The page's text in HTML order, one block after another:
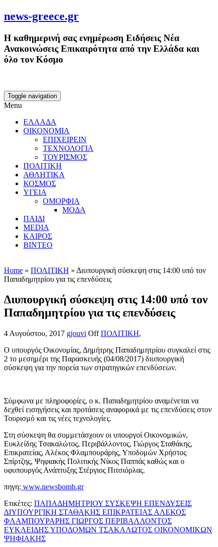
news-greece.gr
Η καθημερινή σας ενημέρωση Ειδήσεις Νέα
Ανακοινώσεις Επικαιρότητα από την Ελλάδα και
όλο τον Κόσμο
Toggle navigation
Menu
ΕΛΛΑΔΑ
ΟΙΚΟΝΟΜΙΑ
ΕΠΙΧΕΙΡΕΙΝ
ΤΕΧΝΟΛΟΓΙΑ
ΤΟΥΡΙΣΜΟΣ
ΠΟΛΙΤΙΚΗ
ΑΘΛΗΤΙΚΑ
ΚΟΣΜΟΣ
ΥΓΕΙΑ
ΟΜΟΡΦΙΑ
ΜΟΔΑ
ΠΑΙΔΙ
MEDIA
ΚΑΙΡΟΣ
ΒΙΝΤΕΟ
Home » ΠΟΛΙΤΙΚΗ » Διυπουργική σύσκεψη στις 14:00 υπό τον
Παπαδημητρίου για τις επενδύσεις
Διυπουργική σύσκεψη στις 14:00 υπό τον
Παπαδημητρίου για τις επενδύσεις
4 Αυγούστου, 2017 gjouvi Off ΠΟΛΙΤΙΚΗ,
Ο υπουργός Οικονομίας, Δημήτρης Παπαδημητρίου συγκαλεί στις
2 το μεσημέρι της Παρασκευής (04/08/2017) διυπουργική
σύσκεψη για την πορεία των στρατηγικών επενδύσεων.
Σύμφωνα με πληροφορίες, ο κ. Παπαδημητρίου αναμένεται να
δεχθεί εισηγήσεις και προτάσεις αναφορικά με τις επενδύσεις στον
Τουρισμό και τις νέες τεχνολογίες.
Στη σύσκεψη θα συμμετάσχουν οι υπουργοί Οικονομικών,
Ευκλείδης Τσακαλώτος, Περιβάλλοντος, Γιώργος Σταθάκης,
Επικρατείας, Αλέκος Φλαμπουράρης, Υποδομών Χρήστος
Σπίρτζης, Ψηφιακής Πολιτικής Νίκος Παππάς καθώς και ο
υφυπουργός Ανάπτυξης Στέργιος Πιτσιόρλας.
πηγη: www.newsbomb.gr
Ετικέτες: ΠΑΠΑΔΗΜΗΤΡΙΟΥ ΣΥΣΚΕΨΗ ΕΠΕΝΔΥΣΕΙΣ
ΔΙΥΠΟΥΡΓΙΚΗ ΣΤΑΘΑΚΗΣ ΕΠΙΚΡΑΤΕΙΑΣ ΑΛΕΚΟΣ
ΦΛΑΜΠΟΥΡΑΡΗΣ ΓΙΩΡΓΟΣ ΠΕΡΙΒΑΛΛΟΝΤΟΣ
ΕΥΚΛΕΙΔΗΣ ΥΠΟΔΟΜΩΝ ΤΣΑΚΑΛΩΤΟΣ ΟΙΚΟΝΟΜΙΚΩΝ
ΨΗΦΙΑΚΗΣ